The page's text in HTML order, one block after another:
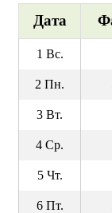
Дата
1 Вс.
2 Пн.
3 Вт.
4 Ср.
5 Чт.
6 Пт.